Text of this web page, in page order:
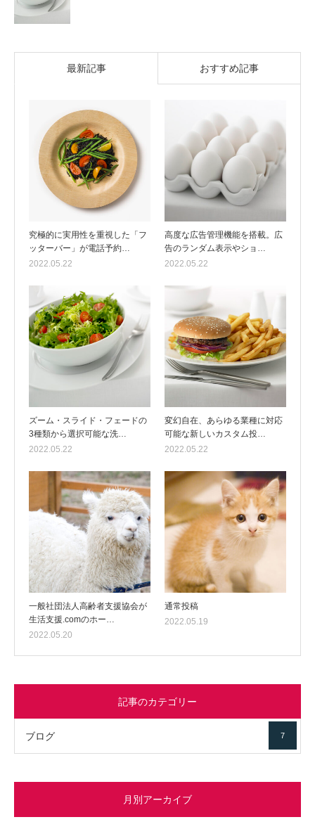
最新記事 おすすめ記事
究極的に実用性を重視した「フ
ッターバー」が電話予約…
2022.05.22
高度な広告管理機能を搭載。広
告のランダム表示やショ…
2022.05.22
ズーム・スライド・フェードの
3種類から選択可能な洗…
2022.05.22
変幻自在、あらゆる業種に対応
可能な新しいカスタム投…
2022.05.22
一般社団法人高齢者支援協会が
生活支援.comのホー…
2022.05.20
通常投稿
2022.05.19
記事のカテゴリー
ブログ 7
月別アーカイブ